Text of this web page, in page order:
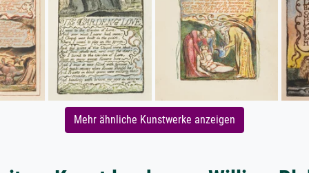
Mehr ähnliche Kunstwerke anzeigen